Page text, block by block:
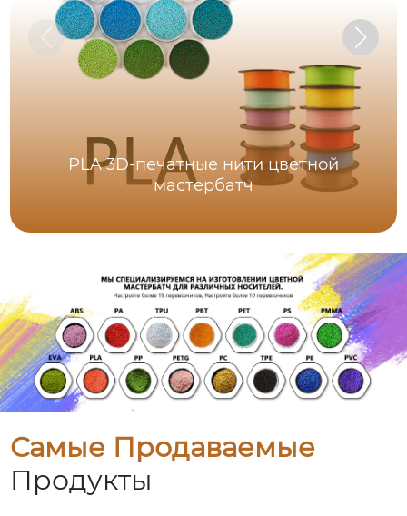
PLA 3D-печатные нити цветной
мастербатч
Самые Продаваемые
Продукты